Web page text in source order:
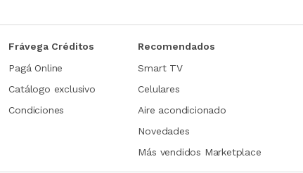
Frávega Créditos
Pagá Online
Catálogo exclusivo
Condiciones
Recomendados
Smart TV
Celulares
Aire acondicionado
Novedades
Más vendidos Marketplace